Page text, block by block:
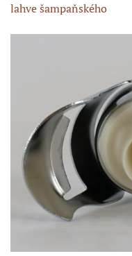
lahve šampaňského